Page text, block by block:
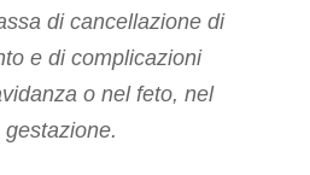
di cancellazione di
e di complicazioni
o nel feto, nel